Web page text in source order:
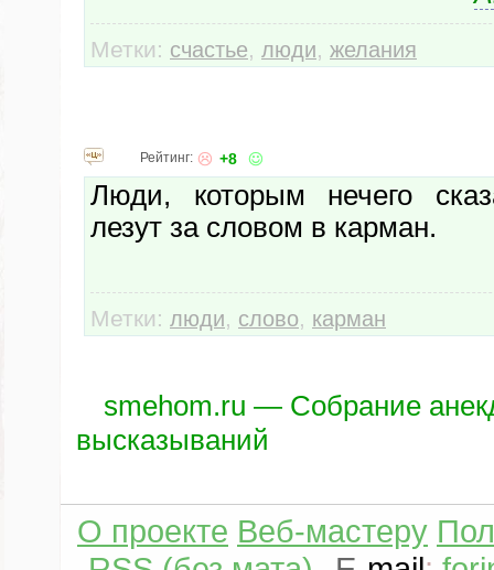
Метки: счастье, люди, желания
Рейтинг: +8
Люди, которым нечего
лезут за словом в карман.
Метки: люди, слово, карман
smehom.ru — Собрание
высказываний
О проекте Веб-мастеру